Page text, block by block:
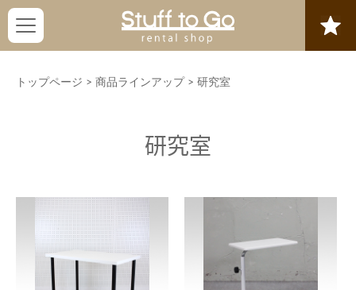
トップページ > 商品ラインアップ > 研究室
研究室